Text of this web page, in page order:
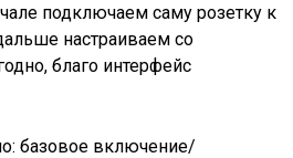
подключаем саму розетку к
настраиваем со
благо интерфейс
базовое включение/